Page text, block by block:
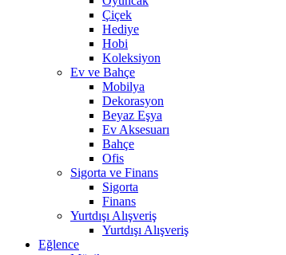
Çiçek
Hediye
Hobi
Koleksiyon
Ev ve Bahçe
Mobilya
Dekorasyon
Beyaz Eşya
Ev Aksesuarı
Bahçe
Ofis
Sigorta ve Finans
Sigorta
Finans
Yurtdışı Alışveriş
Yurtdışı Alışveriş
Eğlence